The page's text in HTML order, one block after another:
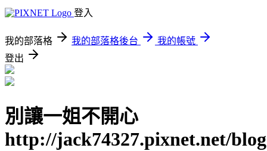
登入
我的部落格 我的部落格後台
我的帳號
登出
別讓一姐不開心
http://jack74327.pixnet.net/blog